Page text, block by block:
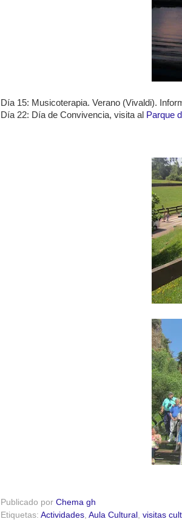
Día 15: Musicoterapia. Verano (Vivaldi).
Día 22: Día de Convivencia, visita al Parque
Publicado por Chema gh
Etiquetas: Actividades, Aula Cultural , visitas